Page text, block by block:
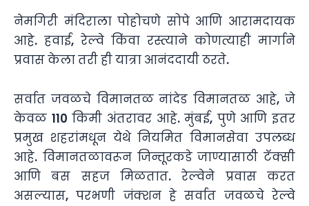
नेमगिरी मंदिराला पोहोचणे सोपे आणि आरामदायक
आहे. हवाई, रेल्वे किंवा रस्त्याने कोणत्याही मार्गाने
प्रवास केला तरी ही यात्रा आनंददायी ठरते.
सर्वात जवळचे विमानतळ नांदेड विमानतळ आहे, जे
केवळ 110 किमी अंतरावर आहे. मुंबई, पुणे आणि इतर
प्रमुख शहरांमधून येथे नियमित विमानसेवा उपलब्ध
आहे. विमानतळावरून जिन्तूरकडे जाण्यासाठी टॅक्सी
आणि बस सहज मिळतात. रेल्वेने प्रवास करत
असल्यास, परभणी जंक्शन हे सर्वात जवळचे रेल्वे